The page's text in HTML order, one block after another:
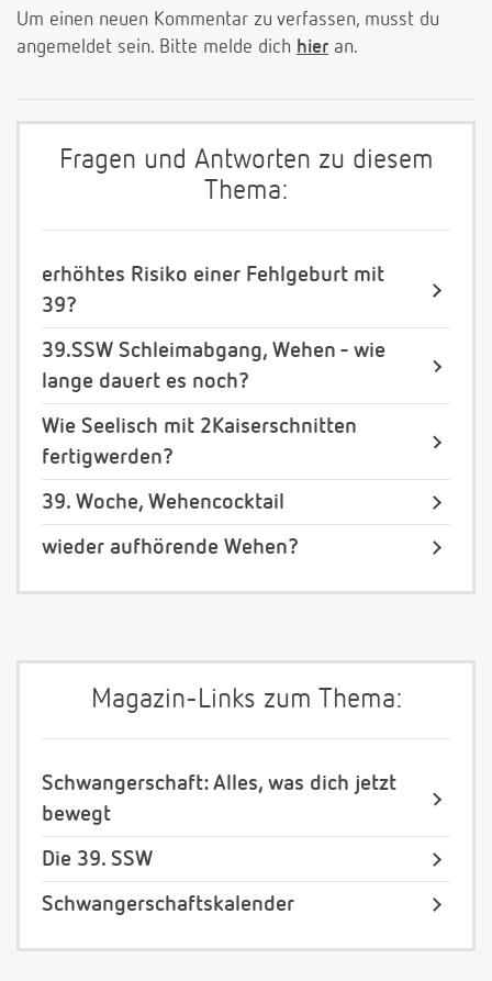
Um einen neuen Kommentar zu verfassen, musst du
angemeldet sein. Bitte melde dich hier an.
Fragen und Antworten zu diesem
Thema:
erhöhtes Risiko einer Fehlgeburt mit
39?
39.SSW Schleimabgang, Wehen - wie
lange dauert es noch?
Wie Seelisch mit 2Kaiserschnitten
fertigwerden?
39. Woche, Wehencocktail
wieder aufhörende Wehen?
Magazin-Links zum Thema:
Schwangerschaft: Alles, was dich jetzt
bewegt
Die 39. SSW
Schwangerschaftskalender